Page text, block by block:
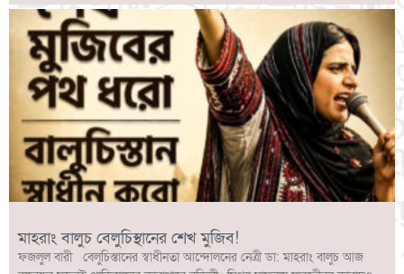
মাহরাং বালুচ বেলুচিস্থানের শেখ মুজিব!
ফজলুল বারী বেলুচিস্তানের স্বাধীনতা আন্দোলনের নেত্রী ডা: মাহরাং বালুচ আজ